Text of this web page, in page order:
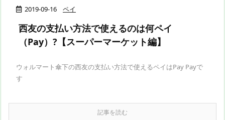
2019-09-16 ペイ
西友の支払い方法で使えるのは何ペイ
（Pay）?【スーパーマーケット編】
ウォルマート傘下の西友の支払い方法で使えるペイはPay Payで
す
記事を読む